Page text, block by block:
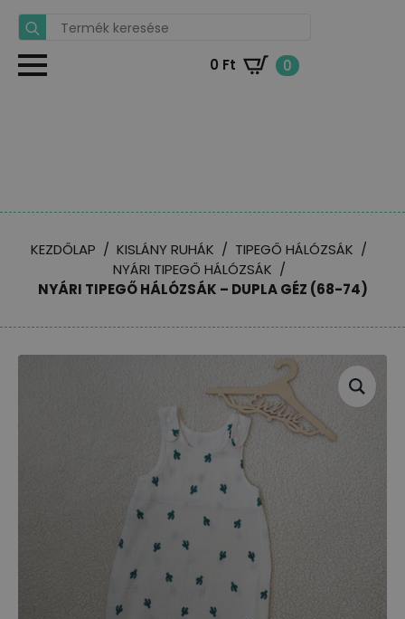
Search
for:
0 Ft 0
KEZDŐLAP KISLÁNY RUHÁK
TIPEGŐ HÁLÓZSÁK
NYÁRI TIPEGŐ HÁLÓZSÁK
NYÁRI TIPEGŐ HÁLÓZSÁK – DUPLA GÉZ (68-74)